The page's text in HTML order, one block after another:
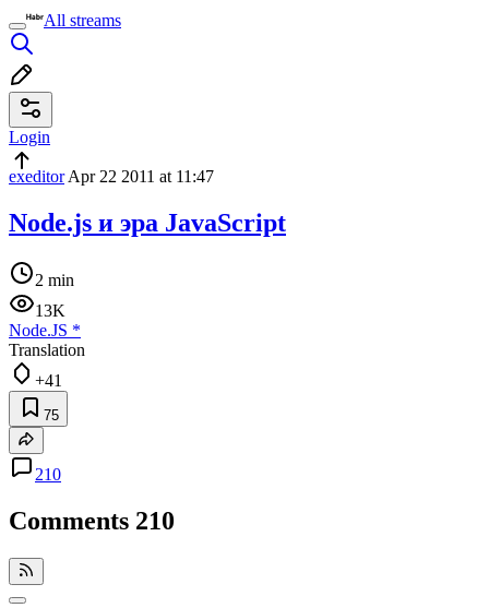
All streams
Login
exeditorApr 22 2011 at 11:47
Node.js и эра JavaScript
2 min
13K
Node.JS *
Translation
+41
75
210
Comments 210